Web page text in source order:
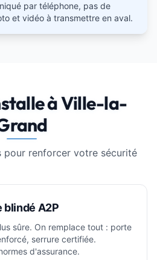
par téléphone, pas de
et vidéo à transmettre en aval.
à Ville-la-
pour renforcer votre sécurité
blindé A2P
sûre. On remplace tout : porte
serrure certifiée.
d'assurance.